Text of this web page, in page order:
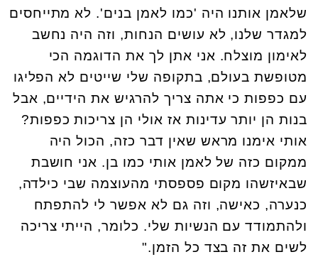
שלאמן אותנו היה 'כמו לאמן בנים'. לא מתייחסים
למגדר שלנו, לא עושים הנחות, וזה היה נחשב
לאימון מוצלח. אני אתן לך את הדוגמה הכי
מטופשת בעולם, בתקופה שלי שייטים לא הפליגו
עם כפפות כי אתה צריך להרגיש את הידיים, אבל
בנות הן יותר עדינות אז אולי הן צריכות כפפות?
אותי אימנו מראש שאין דבר כזה, הכול היה
ממקום כזה של לאמן אותי כמו בן. אני חושבת
שבאיזשהו מקום פספסתי מהעוצמה שבי כילדה,
כנערה, כאישה, וזה גם לא אפשר לי להתפתח
ולהתמודד עם הנשיות שלי. כלומר, הייתי צריכה
לשים את זה בצד כל הזמן."